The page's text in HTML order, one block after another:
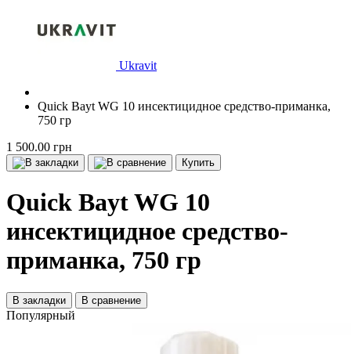
Ukravit
Quick Bayt WG 10 инсектицидное средство-приманка,
750 гр
1 500.00 грн
Купить
Quick Bayt WG 10
инсектицидное средство-
приманка, 750 гр
В закладки В сравнение
Популярный